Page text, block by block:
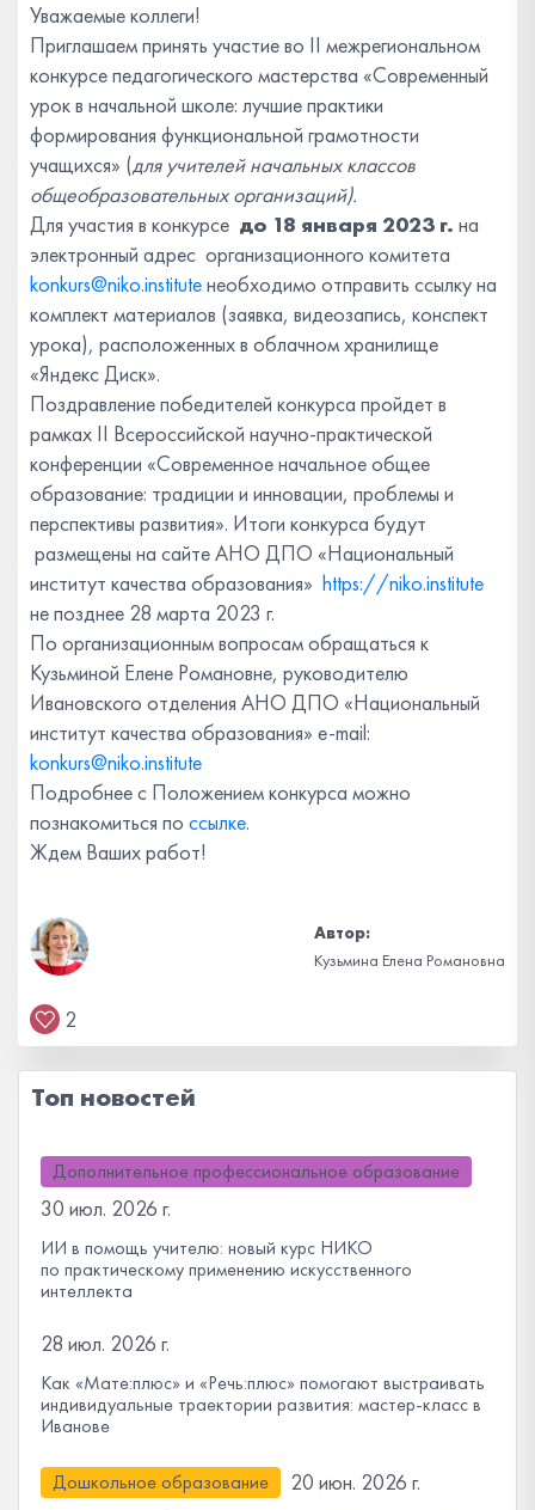
Уважаемые коллеги!
Приглашаем принять участиево II межрегиональном
конкурсе педагогического мастерства «Современный
урок в начальной школе: лучшие практики
формирования функциональной грамотности
учащихся» (для учителей начальных классов
общеобразовательных организаций).
Для участия в конкурсе до 18 января 2023 г. на
электронный адрес организационного комитета
konkurs@niko.instituteнеобходимо отправить ссылку на
комплект материалов (заявка, видеозапись, конспект
урока), расположенных в облачном хранилище
«Яндекс Диск».
Поздравление победителей конкурса пройдет в
рамках II Всероссийской научно-практической
конференции «Современное начальное общее
образование: традиции и инновации, проблемы и
перспективы развития». Итоги конкурса будут
размещены на сайте АНО ДПО «Национальный
институт качества образования» https://niko.institute
не позднее 28 марта 2023 г.
По организационным вопросам обращаться к
Кузьминой Елене Романовне, руководителю
Ивановского отделения АНО ДПО «Национальный
институт качества образования» e-mail:
konkurs@niko.institute
Подробнее с Положением конкурса можно
познакомиться по ссылке.
Ждем Ваших работ!
Автор:
Кузьмина Елена Романовна
2
Топ новостей
Дополнительное профессиональное образование
30 июл. 2026 г.
ИИ в помощь учителю: новый курс НИКО
по практическому применению искусственного
интеллекта
28 июл. 2026 г.
Как «Мате:плюс» и «Речь:плюс» помогают выстраивать
индивидуальные траектории развития: мастер-класс в
Иванове
Дошкольное образование 20 июн. 2026 г.